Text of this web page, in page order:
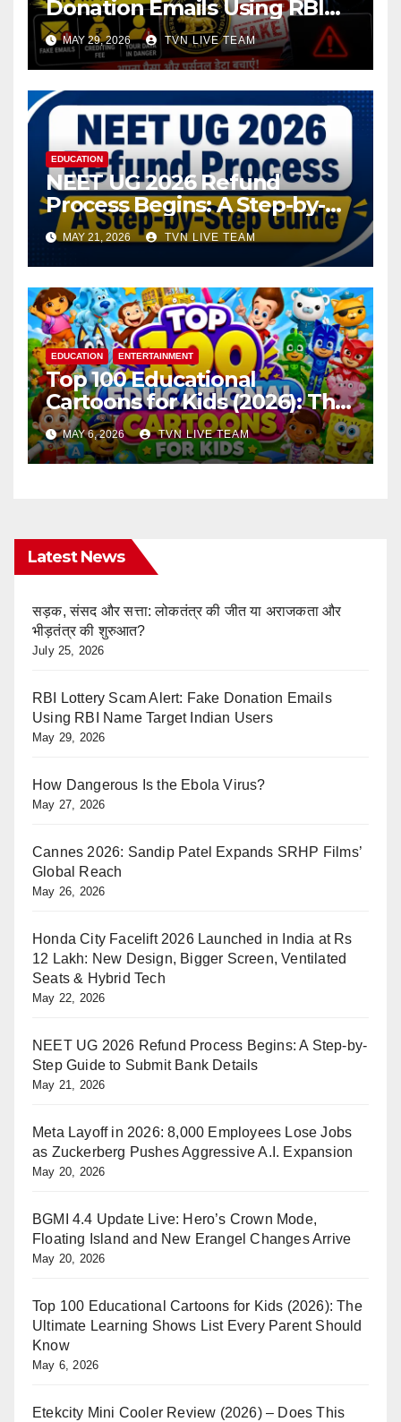
Donation Emails Using RBI
Name Target Indian Users
MAY 29, 2026 TVN LIVE TEAM
EDUCATION
NEET UG 2026 Refund
Process Begins: A Step-by-
Step Guide to Submit Bank
Details
MAY 21, 2026 TVN LIVE TEAM
EDUCATION ENTERTAINMENT
Top 100 Educational
Cartoons for Kids (2026): The
Ultimate Learning Shows List
Every Parent Should Know
MAY 6, 2026 TVN LIVE TEAM
Latest News
सड़क, संसद और सत्ता: लोकतंत्र की जीत या अराजकता और
भीड़तंत्र की शुरुआत?
July 25, 2026
RBI Lottery Scam Alert: Fake Donation Emails
Using RBI Name Target Indian Users
May 29, 2026
How Dangerous Is the Ebola Virus?
May 27, 2026
Cannes 2026: Sandip Patel Expands SRHP Films’
Global Reach
May 26, 2026
Honda City Facelift 2026 Launched in India at Rs
12 Lakh: New Design, Bigger Screen, Ventilated
Seats & Hybrid Tech
May 22, 2026
NEET UG 2026 Refund Process Begins: A Step-by-
Step Guide to Submit Bank Details
May 21, 2026
Meta Layoff in 2026: 8,000 Employees Lose Jobs
as Zuckerberg Pushes Aggressive A.I. Expansion
May 20, 2026
BGMI 4.4 Update Live: Hero’s Crown Mode,
Floating Island and New Erangel Changes Arrive
May 20, 2026
Top 100 Educational Cartoons for Kids (2026): The
Ultimate Learning Shows List Every Parent Should
Know
May 6, 2026
Etekcity Mini Cooler Review (2026) – Does This